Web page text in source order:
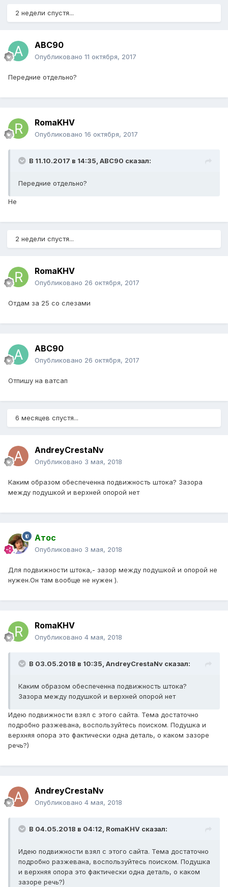
2 недели спустя...
ABC90
Опубликовано 11 октября, 2017
Передние отдельно?
RomaKHV
Опубликовано 16 октября, 2017
В 11.10.2017 в 14:35, ABC90 сказал:
Передние отдельно?
Не
2 недели спустя...
RomaKHV
Опубликовано 26 октября, 2017
Отдам за 25 со слезами
ABC90
Опубликовано 26 октября, 2017
Отпишу на ватсап
6 месяцев спустя...
AndreyCrestaNv
Опубликовано 3 мая, 2018
Каким образом обеспеченна подвижность штока? Зазора
между подушкой и верхней опорой нет
Атос
Опубликовано 3 мая, 2018
Для подвижности штока,- зазор между подушкой и опорой не
нужен.Он там вообще не нужен ).
RomaKHV
Опубликовано 4 мая, 2018
В 03.05.2018 в 10:35, AndreyCrestaNv сказал:
Каким образом обеспеченна подвижность штока?
Зазора между подушкой и верхней опорой нет
Идею подвижности взял с этого сайта. Тема достаточно
подробно разжевана, воспользуйтесь поиском. Подушка и
верхняя опора это фактически одна деталь, о каком зазоре
речь?)
AndreyCrestaNv
Опубликовано 4 мая, 2018
В 04.05.2018 в 04:12, RomaKHV сказал:
Идею подвижности взял с этого сайта. Тема достаточно
подробно разжевана, воспользуйтесь поиском. Подушка
и верхняя опора это фактически одна деталь, о каком
зазоре речь?)